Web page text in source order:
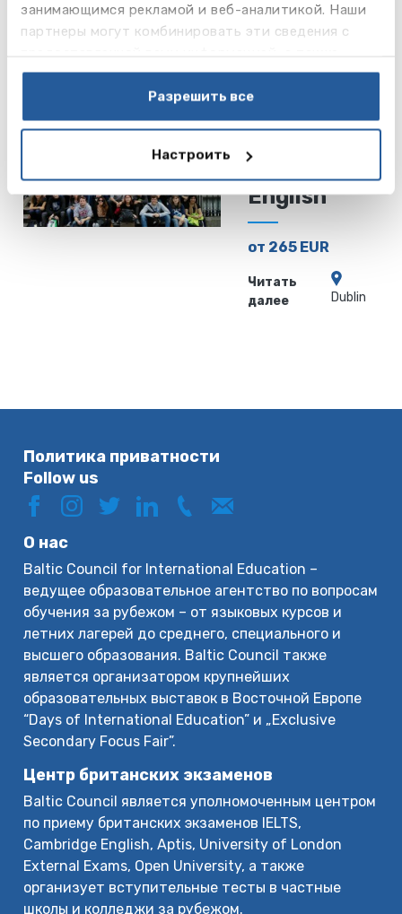
занимающимся рекламой и веб-аналитикой. Наши
партнеры могут комбинировать эти сведения с
данными, которые они получили при использовании
Разрешить все
Настроить
далее
Dublin
Horner
School of
English
от 265 EUR
Читать
далее
Dublin
Политика приватности
Follow us
О нас
Baltic Council for International Education –
ведущее образовательное агентство по вопросам
обучения за рубежом – от языковых курсов и
летних лагерей до среднего, специального и
высшего образования. Baltic Council также
является организатором крупнейших
образовательных выставок в Восточной Европе
“Days of International Education” и „Exclusive
Secondary Focus Fair”.
Центр британских экзаменов
Baltic Council является уполномоченным центром
по приему британских экзаменов IELTS,
Cambridge English, Aptis, University of London
External Exams, Open University, а также
организует вступительные тесты в частные
школы и колледжи за рубежом.